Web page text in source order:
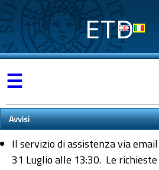
ETD
☰
Avvisi
Il servizio di assistenza via
31 Luglio alle 13:30. Le